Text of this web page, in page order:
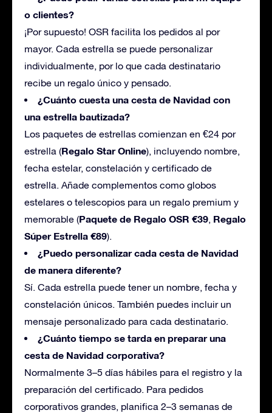
o clientes?
¡Por supuesto! OSR facilita los pedidos al por
mayor. Cada estrella se puede personalizar
individualmente, por lo que cada destinatario
recibe un regalo único y pensado.
¿Cuánto cuesta una cesta de Navidad con
una estrella bautizada?
Los paquetes de estrellas comienzan en €24 por
estrella (Regalo Star Online), incluyendo nombre,
fecha estelar, constelación y certificado de
estrella. Añade complementos como globos
estelares o telescopios para un regalo premium y
memorable (Paquete de Regalo OSR €39, Regalo
Súper Estrella €89).
¿Puedo personalizar cada cesta de Navidad
de manera diferente?
Sí. Cada estrella puede tener un nombre, fecha y
constelación únicos. También puedes incluir un
mensaje personalizado para cada destinatario.
¿Cuánto tiempo se tarda en preparar una
cesta de Navidad corporativa?
Normalmente 3–5 días hábiles para el registro y la
preparación del certificado. Para pedidos
corporativos grandes, planifica 2–3 semanas de